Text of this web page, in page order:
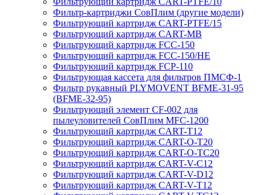
Фильтр-картриджи СовПлим (другие модели)
Фильтрующий картридж CART-PTFE/15
Фильтрующий картридж CART-MB
Фильтрующий картридж FCC-150
Фильтрующий картридж FCC-150/HE
Фильтрующий картридж FCP-110
Фильтрующая кассета для фильтров ПМСФ-1
Фильтр рукавный PLYMOVENT BFME-31-95
(BFME-32-95)
Фильтрующий элемент CF-002 для
пылеуловителей СовПлим MFC-1200
Фильтрующий картридж CART-T12
Фильтрующий картридж CART-O-T20
Фильтрующий картридж CART-O-TC20
Фильтрующий картридж CART-V-C12
Фильтрующий картридж CART-V-D12
Фильтрующий картридж CART-V-T12